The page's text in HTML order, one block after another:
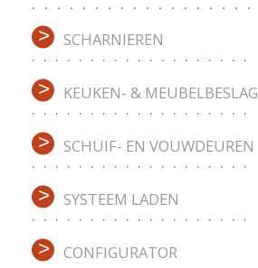
SCHARNIEREN
KEUKEN- & MEUBELBESLAG
SCHUIF- EN VOUWDEUREN
SYSTEEM LADEN
CONFIGURATOR